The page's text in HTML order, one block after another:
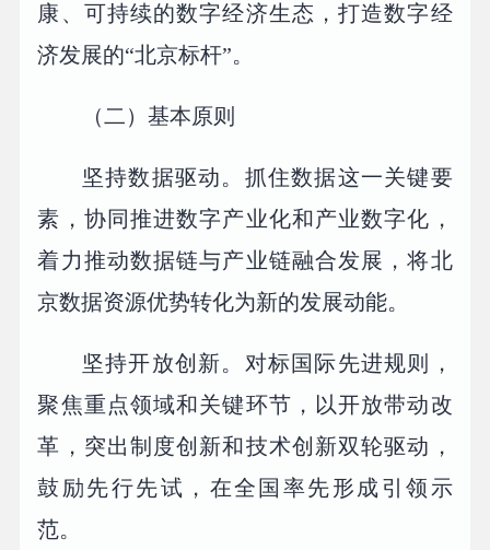
康、可持续的数字经济生态，打造数字经
济发展的“北京标杆”。
（二）基本原则
坚持数据驱动。抓住数据这一关键要
素，协同推进数字产业化和产业数字化，
着力推动数据链与产业链融合发展，将北
京数据资源优势转化为新的发展动能。
坚持开放创新。对标国际先进规则，
聚焦重点领域和关键环节，以开放带动改
革，突出制度创新和技术创新双轮驱动，
鼓励先行先试，在全国率先形成引领示
范。